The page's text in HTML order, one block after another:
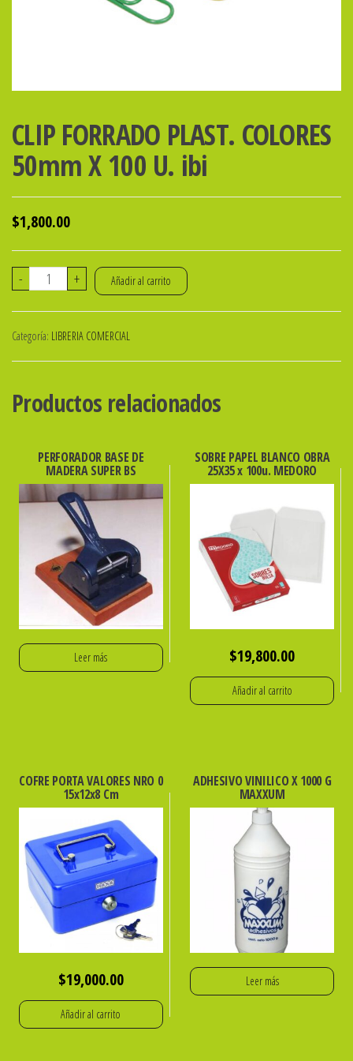
CLIP FORRADO PLAST. COLORES
50mm X 100 U. ibi
$1,800.00
-
CLIP
COLORES
50mm
100
ibi
cantidad
+ Añadir al carrito
Categoría: LIBRERIA COMERCIAL
Productos relacionados
PERFORADOR BASE DE
MADERA SUPER BS
Leer más
SOBRE PAPEL BLANCO OBRA
25X35 x 100u. MEDORO
$19,800.00
Añadir al carrito
COFRE PORTA VALORES NRO 0
15x12x8 Cm
$19,000.00
Añadir al carrito
ADHESIVO VINILICO X 1000 G
MAXXUM
Leer más